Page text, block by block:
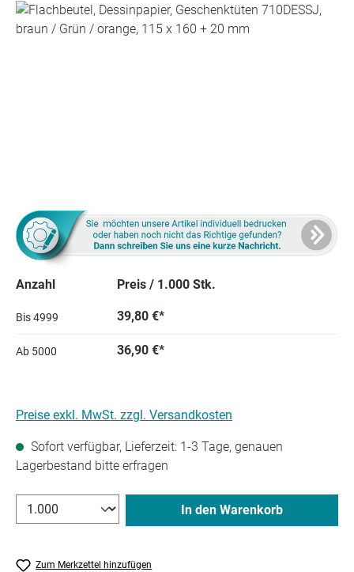
Bildergalerie überspringen
Anzahl Preis / 1.000 Stk.
Bis4999 39,80 €*
Ab 5000 36,90 €*
Preise exkl. MwSt. zzgl. Versandkosten
Sofort verfügbar, Lieferzeit: 1-3 Tage, genauen
Lagerbestand bitte erfragen
In den Warenkorb
Zum Merkzettel hinzufügen